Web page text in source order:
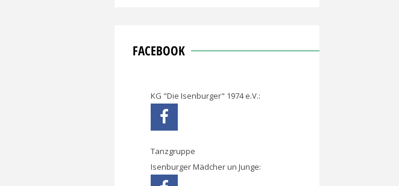
FACEBOOK
KG "Die Isenburger" 1974 e.V.:
Tanzgruppe
Isenburger Mädcher un Junge: